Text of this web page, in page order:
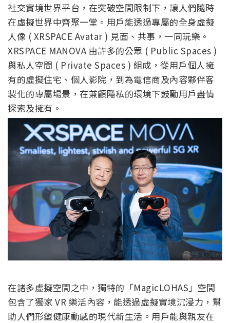
社交實境世界平台，在突破空間限制下，讓人們隨時
在虛擬世界中齊聚一堂。用戶能透過專屬的全身虛擬
人像 ( XRSPACE Avatar ) 見面、共事，一同玩樂。
XRSPACE MANOVA 由許多的公眾 ( Public Spaces )
與私人空間 ( Private Spaces ) 組成，從用戶個人擁
有的虛擬住宅、個人影院，到為電信商及內容夥伴客
製化的專屬場景，在兼顧隱私的環境下鼓勵用戶盡情
探索及擁有。
在諸多虛擬空間之中，獨特的「MagicLOHAS」空間
包含了獨家 VR 樂活內容，能透過虛擬實境沉浸力，幫
助人們形塑健康動感的現代新生活。用戶能與親友在